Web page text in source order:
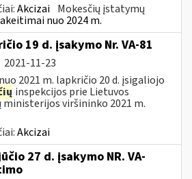
Akcizai Mokesčių įstatymų
nuo 2024 m.
19 d. įsakymo Nr. VA-81
2021-11-23
2021 m. lapkričio 20 d. įsigaliojo
inspekcijos prie Lietuvos
viršininko 2021 m.
Akcizai
27 d. įsakymo NR. VA-